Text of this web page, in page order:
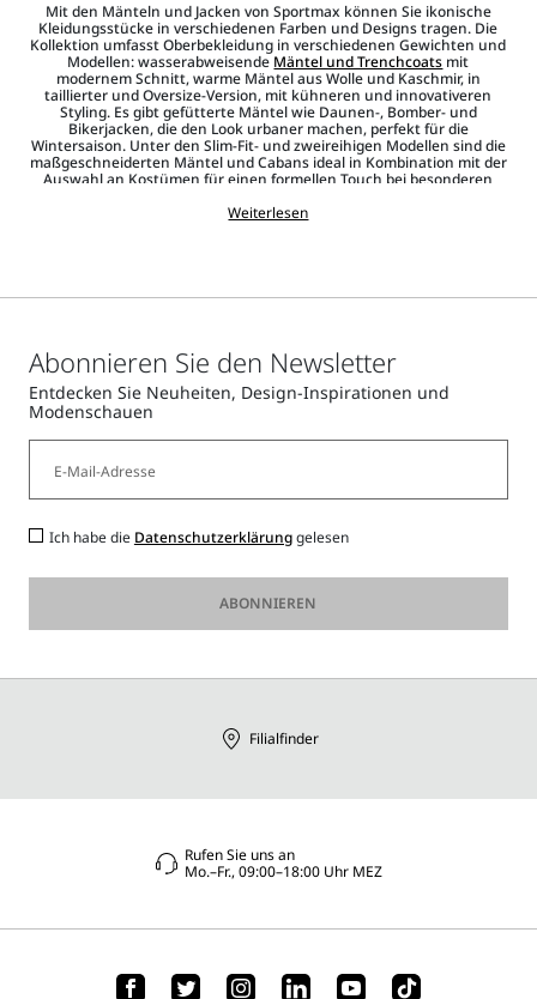
Mit den Mänteln und Jacken von Sportmax können Sie ikonische
Kleidungsstücke in verschiedenen Farben und Designs tragen. Die
Kollektion umfasst Oberbekleidung in verschiedenen Gewichten und
Modellen: wasserabweisende Mäntel und Trenchcoats mit
modernem Schnitt, warme Mäntel aus Wolle und Kaschmir, in
taillierter und Oversize-Version, mit kühneren und innovativeren
Styling. Es gibt gefütterte Mäntel wie Daunen-, Bomber- und
Bikerjacken, die den Look urbaner machen, perfekt für die
Wintersaison. Unter den Slim-Fit- und zweireihigen Modellen sind die
maßgeschneiderten Mäntel und Cabans ideal in Kombination mit der
Auswahl an Kostümen für einen formellen Touch bei besonderen
Raffinesse, Design und Entschlossenheit, mit asymmetrischen, Kurz-
dürfen die Sportmax-Accessoiresnicht fehlen, darunterSchmuck,
Weiterlesen
Abonnieren Sie den Newsletter
Entdecken Sie Neuheiten, Design-Inspirationen und
Modenschauen
Ich habe die Datenschutzerklärunggelesen
ABONNIEREN
Filialfinder
Rufen Sie uns an
Mo.–Fr., 09:00–18:00 Uhr MEZ